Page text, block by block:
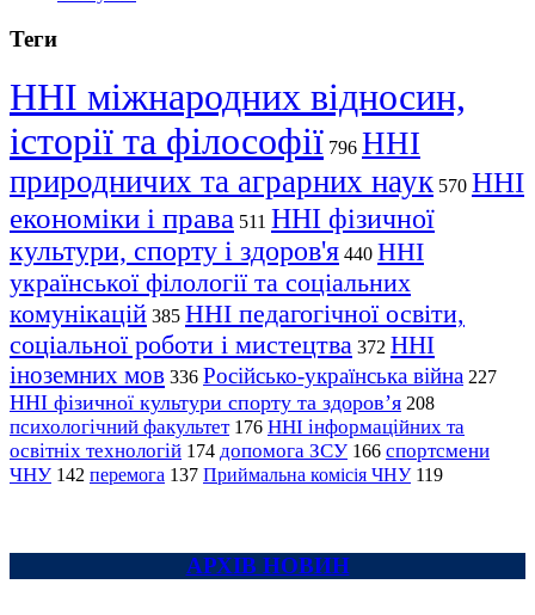
Теги
ННІ міжнародних відносин,
історії та філософії 796 ННІ
природничих та аграрних наук 570 ННІ
економіки і права 511 ННІ фізичної
культури, спорту і здоров'я 440 ННІ
української філології та соціальних
комунікацій 385 ННІ педагогічної освіти,
соціальної роботи і мистецтва 372 ННІ
іноземних мов 336 Російсько-українська війна 227
ННІ фізичної культури спорту та здоров’я 208
психологічний факультет 176 ННІ інформаційних та
освітніх технологій 174 допомога ЗСУ 166 спортсмени
ЧНУ 142 перемога 137 Приймальна комісія ЧНУ 119
АРХІВ НОВИН